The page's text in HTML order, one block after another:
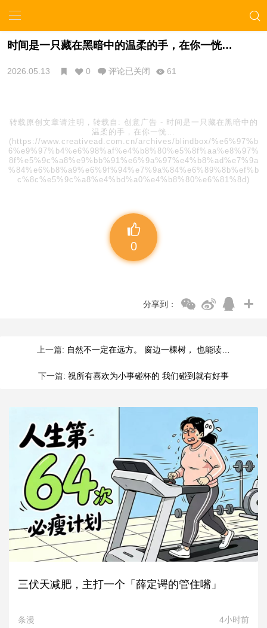
时间是一只藏在黑暗中的温柔的手，在你一恍…
2026.05.13 0 评论已关闭 61
转载原创文章请注明，转载自: 创意广告 - 时间是一只藏在黑暗中的
温柔的手，在你一恍…
(https://www.creativead.com.cn/archives/blindbox/%e6%97%b
6%e9%97%b4%e6%98%af%e4%b8%80%e5%8f%aa%e8%97%
8f%e5%9c%a8%e9%bb%91%e6%9a%97%e4%b8%ad%e7%9a
%84%e6%b8%a9%e6%9f%94%e7%9a%84%e6%89%8b%ef%b
c%8c%e5%9c%a8%e4%bd%a0%e4%b8%80%e6%81%8d)
0
分享到：
上一篇: 自然不一定在远方。 窗边一棵树， 也能读…
下一篇: 祝所有喜欢为小事碰杯的 我们碰到就有好事
三伏天减肥，主打一个「薛定谔的管住嘴」
条漫 4小时前